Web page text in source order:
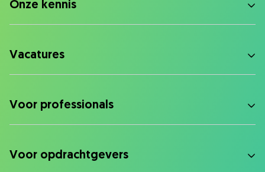
Onze kennis
Vacatures
Voor professionals
Voor opdrachtgevers